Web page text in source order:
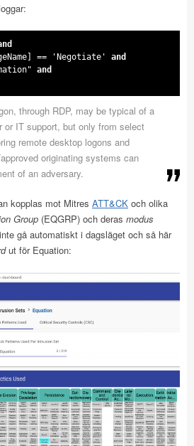
== 'Negotiate'
through RDP, may be typical of a
or IT support, but only from select
remote desktop logons and
originating systems can
of an adversary.
kopplas mot Mitres ATT&CK och olika
Group (EQGRP) och deras modus
gå automatiskt i dagsläget och så här
ut för Equation: